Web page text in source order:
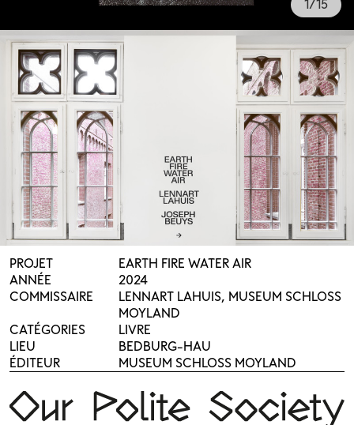
1/15
PROJET
EARTH FIRE WATER AIR
ANNÉE
2024
COMMISSAIRE
LENNART LAHUIS, MUSEUM SCHLOSS
MOYLAND
CATÉGORIES
LIVRE
LIEU
BEDBURG-HAU
ÉDITEUR
MUSEUM SCHLOSS MOYLAND